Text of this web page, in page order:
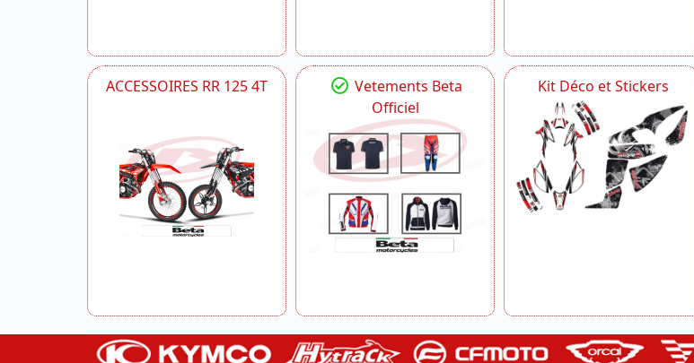
ACCESSOIRES RR 125 4T
Vetements Beta
Officiel
Kit Déco et Stickers